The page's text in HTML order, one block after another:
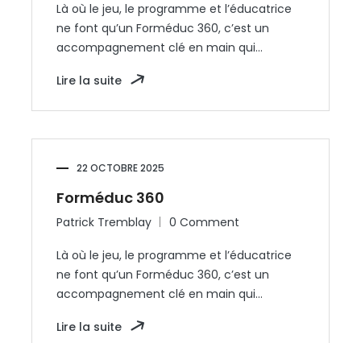
Là où le jeu, le programme et l’éducatrice
ne font qu’un Forméduc 360, c’est un
accompagnement clé en main qui…
Lire la suite
22 OCTOBRE 2025
Forméduc 360
Patrick Tremblay 0 Comment
Là où le jeu, le programme et l’éducatrice
ne font qu’un Forméduc 360, c’est un
accompagnement clé en main qui…
Lire la suite